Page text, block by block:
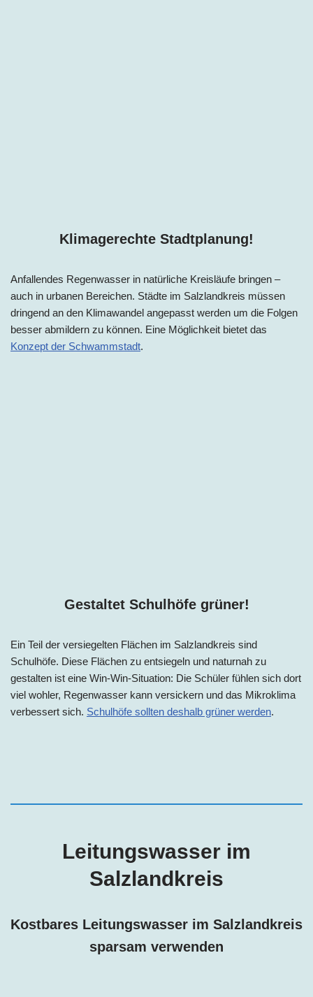
Klimagerechte Stadtplanung!
Anfallendes Regenwasser in natürliche Kreisläufe bringen –
auch in urbanen Bereichen. Städte im Salzlandkreis müssen
dringend an den Klimawandel angepasst werden um die Folgen
besser abmildern zu können. Eine Möglichkeit bietet das
Konzept der Schwammstadt.
Gestaltet Schulhöfe grüner!
Ein Teil der versiegelten Flächen im Salzlandkreis sind
Schulhöfe. Diese Flächen zu entsiegeln und naturnah zu
gestalten ist eine Win-Win-Situation: Die Schüler fühlen sich dort
viel wohler, Regenwasser kann versickern und das Mikroklima
verbessert sich. Schulhöfe sollten deshalb grüner werden.
Leitungswasser im
Salzlandkreis
Kostbares Leitungswasser im Salzlandkreis
sparsam verwenden